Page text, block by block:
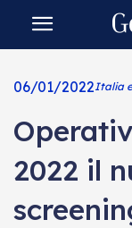
06/01/2022Italia
2022 il